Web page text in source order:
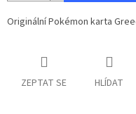
Originální Pokémon karta
ZEPTAT SE HLÍDAT